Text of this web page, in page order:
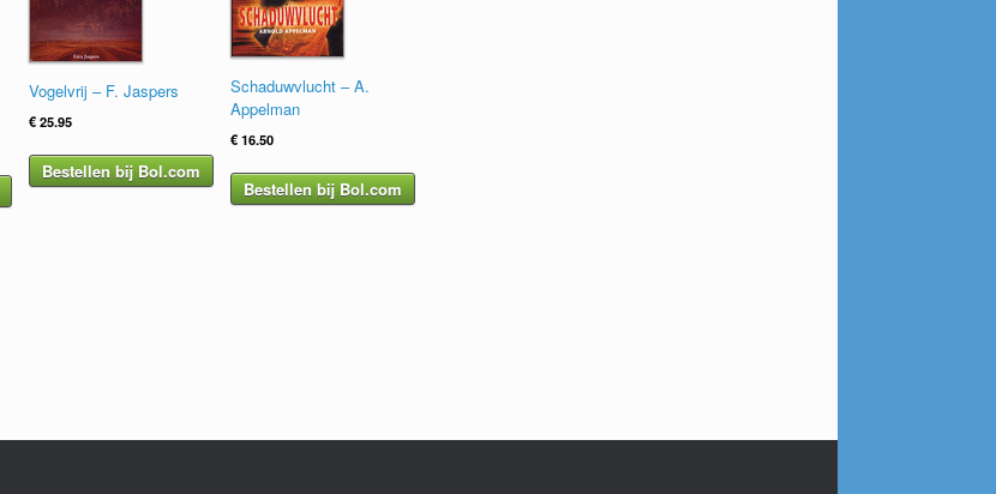
Vogelvrij – F. Jaspers
€25.95
Bestellen bij Bol.com
Schaduwvlucht – A.
Appelman
€16.50
Bestellen bij Bol.com